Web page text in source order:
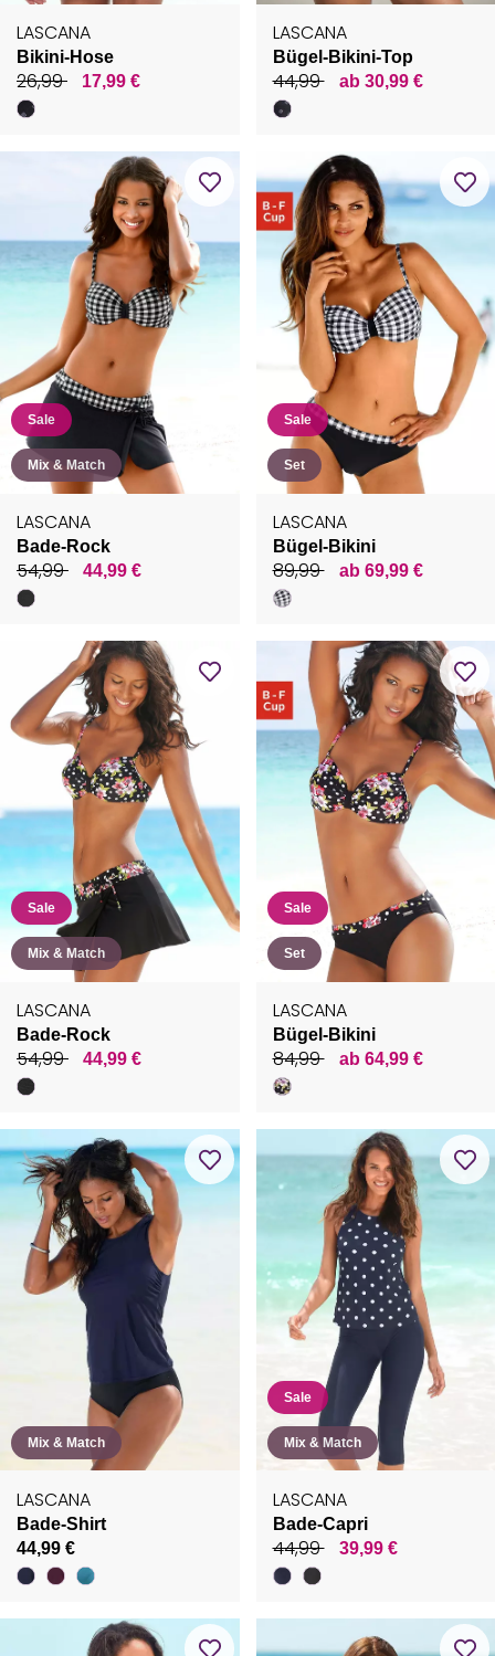
LASCANA
Bikini-Hose
26,99 17,99 €
LASCANA
Bügel-Bikini-Top
44,99 ab 30,99 €
Sale
Mix & Match
LASCANA
Bade-Rock
54,99 44,99 €
Sale
Set
LASCANA
Bügel-Bikini
89,99 ab 69,99 €
Sale
Mix & Match
LASCANA
Bade-Rock
54,99 44,99 €
Sale
Set
LASCANA
Bügel-Bikini
84,99 ab 64,99 €
Mix & Match
LASCANA
Bade-Shirt
44,99 €
Sale
Mix & Match
LASCANA
Bade-Capri
44,99 39,99 €